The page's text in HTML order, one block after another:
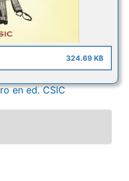
324.69 KB
en ed. CSIC